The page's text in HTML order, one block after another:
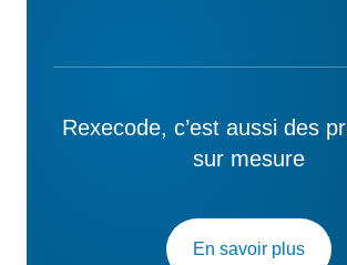
Rexecode, c’est aussi des
sur mesure
En savoir plus